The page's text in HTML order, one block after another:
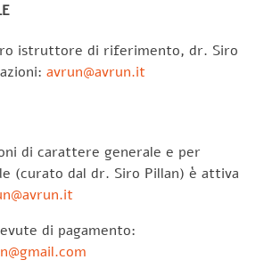
istruttore di riferimento, dr. Siro
avrun@avrun.it
di carattere generale e per
(curato dal dr. Siro Pillan) è attiva
di pagamento: